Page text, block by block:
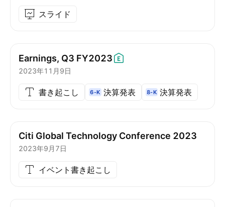
スライド
Earnings, Q3 FY2023
2023年11月9日
書き起こし 6-K 決算発表 8-K 決算発表
Citi Global Technology Conference 2023
2023年9月7日
イベント書き起こし